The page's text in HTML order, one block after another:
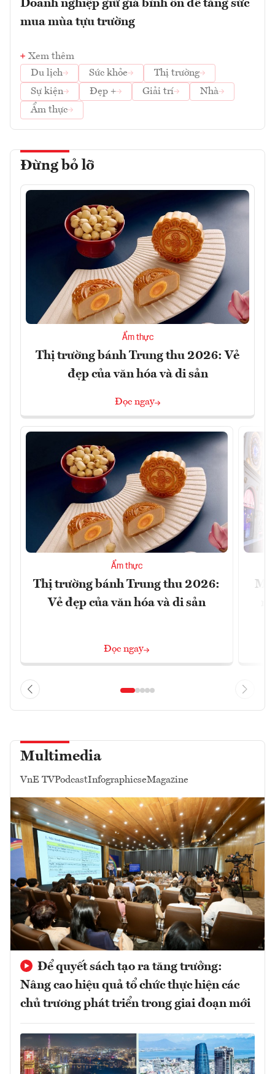
Doanh nghiệp giữ giá bình ổn để tăng sức
mua mùa tựu trường
Xem thêm
Du lịch
Sức khỏe
Thị trường
Sự kiện
Đẹp + Giải trí
Nhà
Ẩm thực
Đừng bỏ lỡ
Ẩm thực
Thị trường bánh Trung thu 2026: Vẻ
đẹp của văn hóa và di sản
Đọc ngay
Ẩm thực
Thị trường bánh Trung thu 2026:
Vẻ đẹp của văn hóa và di sản
Đọc ngay
Multimedia
VnE TVPodcastInfographicseMagazine
Để quyết sách tạo ra tăng trưởng:
Nâng cao hiệu quả tổ chức thực hiện các
chủ trương phát triển trong giai đoạn mới